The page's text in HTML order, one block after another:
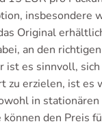
insbesondere
Original
an den richtigen
ist es sinnvoll,
zu erzielen, ist es
in stationären
den Preis